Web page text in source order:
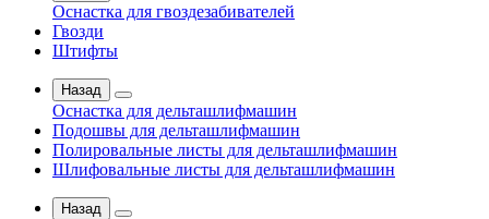
Оснастка для гвоздезабивателей
Гвозди
Штифты
Назад
Оснастка для дельташлифмашин
Подошвы для дельташлифмашин
Полировальные листы для дельташлифмашин
Шлифовальные листы для дельташлифмашин
Назад